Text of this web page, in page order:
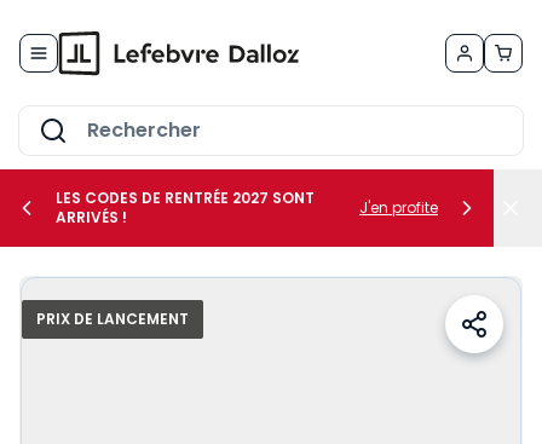
le sous-menu Vos métiers
le sous-menu Vos besoins
LES CODES DE RENTRÉE 2027 SONT
ARRIVÉS !
J'en profite
PRIX DE LANCEMENT